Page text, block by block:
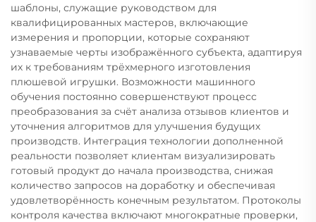
шаблоны, служащие руководством для
квалифицированных мастеров, включающие
измерения и пропорции, которые сохраняют
узнаваемые черты изображённого субъекта, адаптируя
их к требованиям трёхмерного изготовления
плюшевой игрушки. Возможности машинного
обучения постоянно совершенствуют процесс
преобразования за счёт анализа отзывов клиентов и
уточнения алгоритмов для улучшения будущих
производств. Интеграция технологии дополненной
реальности позволяет клиентам визуализировать
готовый продукт до начала производства, снижая
количество запросов на доработку и обеспечивая
удовлетворённость конечным результатом. Протоколы
контроля качества включают многократные проверки,